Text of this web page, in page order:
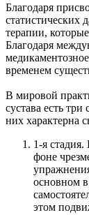
Благодаря
терапии,
Благодаря
временем
В мировой
сустава есть
них характерна
1-я
фоне
основном
этом